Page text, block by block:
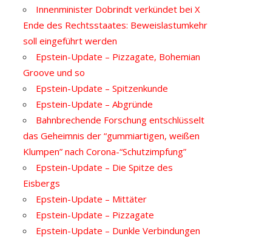
Innenminister Dobrindt verkündet bei X
Ende des Rechtsstaates: Beweislastumkehr
soll eingeführt werden
Epstein-Update – Pizzagate, Bohemian
Groove und so
Epstein-Update – Spitzenkunde
Epstein-Update – Abgründe
Bahnbrechende Forschung entschlüsselt
das Geheimnis der “gummiartigen, weißen
Klumpen” nach Corona-“Schutzimpfung”
Epstein-Update – Die Spitze des
Eisbergs
Epstein-Update – Mittäter
Epstein-Update – Pizzagate
Epstein-Update – Dunkle Verbindungen